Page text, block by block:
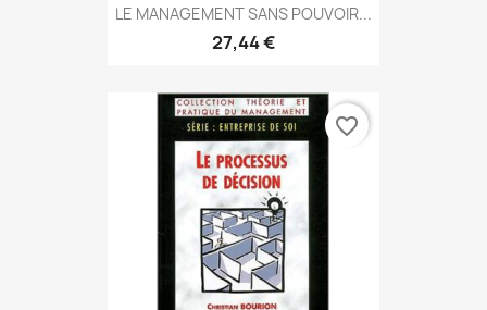
LE MANAGEMENT SANS POUVOIR...
27,44 €
favorite_border